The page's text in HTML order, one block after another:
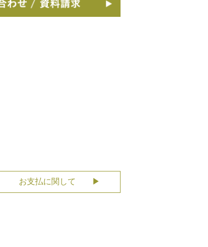
お支払に関して ▶